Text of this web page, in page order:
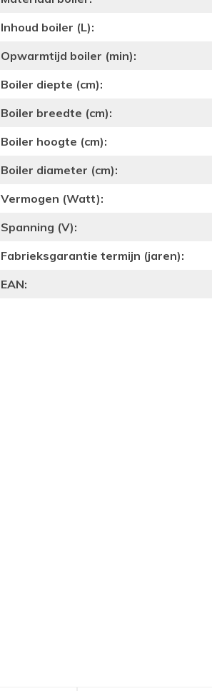
Inhoud boiler (L):
Opwarmtijd boiler (min):
Boiler diepte (cm):
Boiler breedte (cm):
Boiler hoogte (cm):
Boiler diameter (cm):
Vermogen (Watt):
Spanning (V):
Fabrieksgarantie termijn (jaren):
EAN: